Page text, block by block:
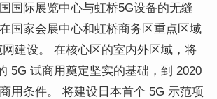
国际展览中心与虹桥5G设备的无缝
国家会展中心和虹桥商务区重点区域
网建设。 在核心区的室内外区域，将
5G 试商用奠定坚实的基础，到 2020
用条件。 将建设日本首个 5G 示范项